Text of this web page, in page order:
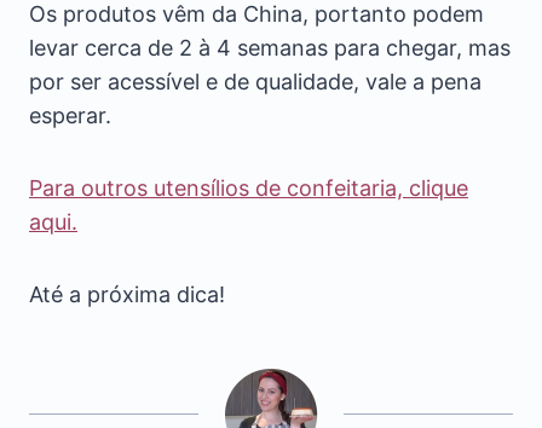
Os produtos vêm da China, portanto podem
levar cerca de 2 à 4 semanas para chegar, mas
por ser acessível e de qualidade, vale a pena
esperar.
Para outros utensílios de confeitaria, clique
aqui.
Até a próxima dica!